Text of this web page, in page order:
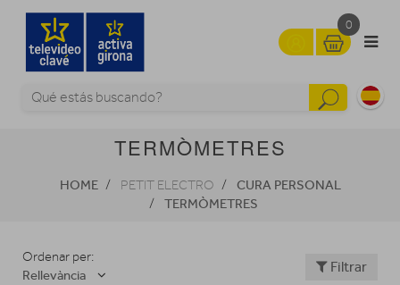
0
TERMÒMETRES
HOME PETIT ELECTRO
CURA PERSONAL
TERMÒMETRES
Ordenar per:
Rellevància
Filtrar